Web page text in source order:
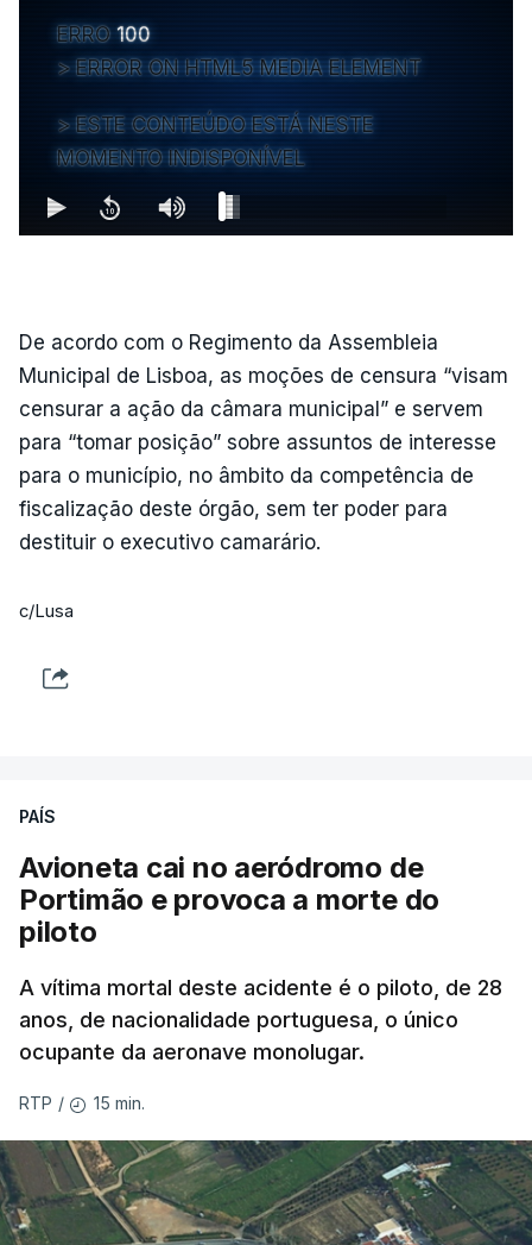
ERRO 100
ERROR ON HTML5 MEDIA ELEMENT
ESTE CONTEÚDO ESTÁ NESTE
MOMENTO INDISPONÍVEL
De acordo com o Regimento da Assembleia
Municipal de Lisboa, as moções de censura “visam
censurar a ação da câmara municipal” e servem
para “tomar posição” sobre assuntos de interesse
para o município, no âmbito da competência de
fiscalização deste órgão, sem ter poder para
destituir o executivo camarário.
c/Lusa
PAÍS
Avioneta cai no aeródromo de
Portimão e provoca a morte do
piloto
A vítima mortal deste acidente é o piloto, de 28
anos, de nacionalidade portuguesa, o único
ocupante da aeronave monolugar.
RTP / 15 min.